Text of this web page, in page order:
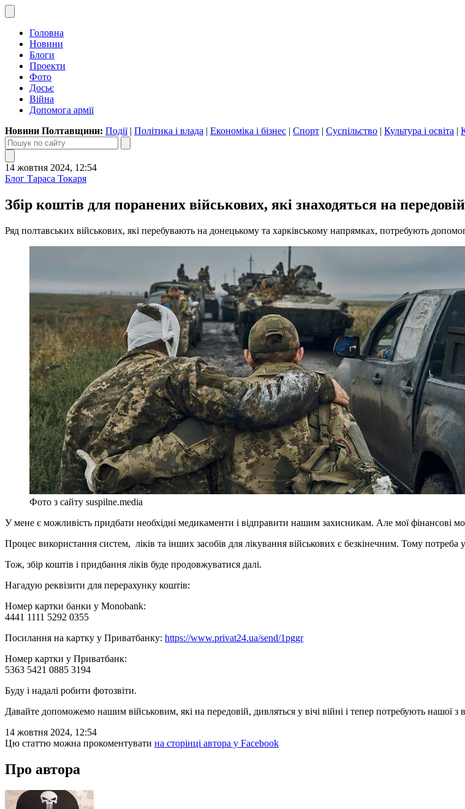
Головна
Новини
Блоги
Проекти
Фото
Досьє
Війна
Допомога армії
Новини Полтавщини: Події| Політика і влада | Економіка і бізнес | Спорт | Суспільство | Культура і освіта |
14 жовтня 2024, 12:54
Блог Тараса Токаря
Збір коштів для поранених військових, які знаходяться на передовій
Ряд полтавських військових, які перебувають на донецькому та харківському напрямках, потребують
Фото з сайту suspilne.media
У мене є можливість придбати необхідні медикаменти і відправити нашим захисникам. Але мої фінансові
Процес використання систем, ліків та інших засобів для лікування військових є безкінечним. Тому
Тож, збір коштів і придбання ліків буде продовжуватися далі.
Нагадую реквізити для перерахунку коштів:
Номер картки банки у Monobank:
4441 1111 5292 0355
Посилання на картку у Приватбанку: https://www.privat24.ua/send/1pggr
Номер картки у Приватбанк:
5363 5421 0885 3194
Буду і надалі робити фотозвіти.
Давайте допоможемо нашим військовим, які на передовій, дивляться у вічі війні і тепер потребують нашої
14 жовтня 2024, 12:54
Цю статтю можна прокоментувати на сторінці автора у Facebook
Про автора